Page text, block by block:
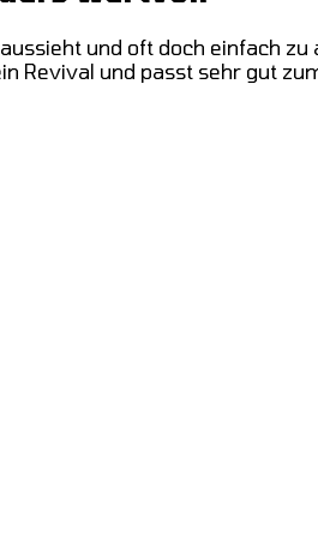
und oft doch einfach
Revival und passt sehr gut